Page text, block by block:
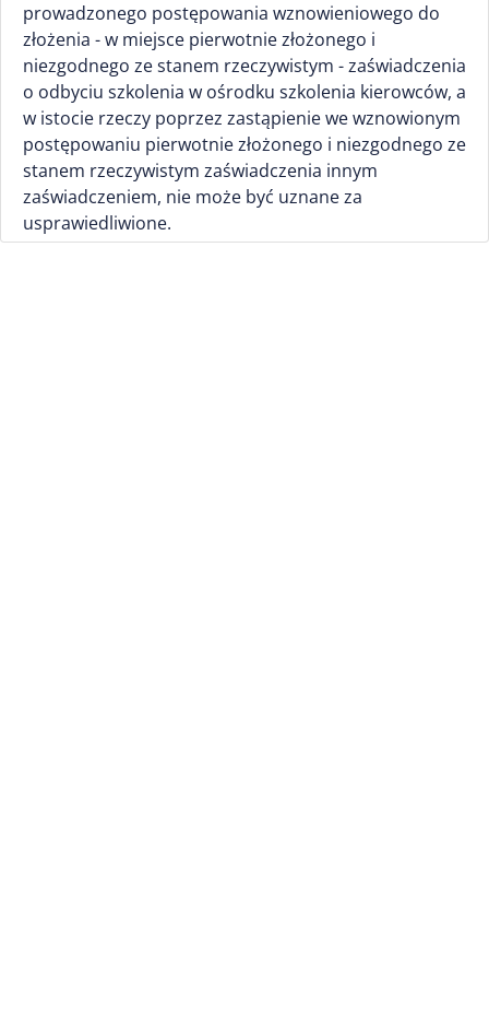
prowadzonego postępowania wznowieniowego do
złożenia - w miejsce pierwotnie złożonego i
niezgodnego ze stanem rzeczywistym - zaświadczenia
o odbyciu szkolenia w ośrodku szkolenia kierowców, a
w istocie rzeczy poprzez zastąpienie we wznowionym
postępowaniu pierwotnie złożonego i niezgodnego ze
stanem rzeczywistym zaświadczenia innym
zaświadczeniem, nie może być uznane za
usprawiedliwione.